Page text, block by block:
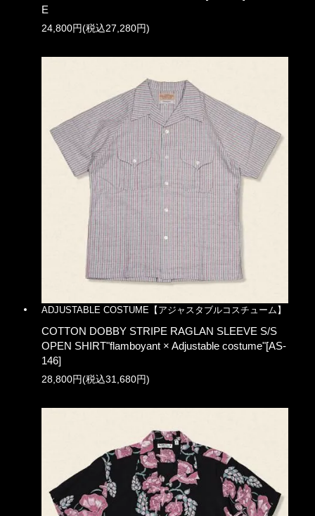
E
24,800円(税込27,280円)
ADJUSTABLE COSTUME【アジャスタブルコスチューム】
COTTON DOBBY STRIPE RAGLAN SLEEVE S/S
OPEN SHIRT"flamboyant × Adjustable costume"[AS-
146]
28,800円(税込31,680円)